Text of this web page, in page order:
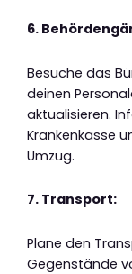
6.
Besuche das
deinen
aktualisieren.
Krankenkasse
Umzug.
7. Transport:
Plane den
Gegenstände